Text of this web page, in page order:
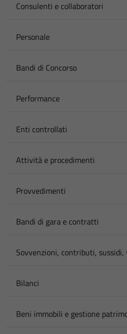
Consulenti e collaboratori
Personale
Bandi di Concorso
Performance
Enti controllati
Attività e procedimenti
Provvedimenti
Bandi di gara e contratti
Sovvenzioni, contributi, sussidi,
Bilanci
Beni immobili e gestione